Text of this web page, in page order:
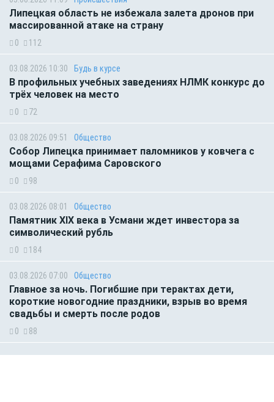
Липецкая область не избежала залета дронов при
массированной атаке на страну
0 112
03.08.2026 10:30 Будь в курсе
В профильных учебных заведениях НЛМК конкурс до
трёх человек на место
0 72
03.08.2026 09:51 Общество
Собор Липецка принимает паломников у ковчега с
мощами Серафима Саровского
0 98
03.08.2026 08:01 Общество
Памятник XIX века в Усмани ждет инвестора за
символический рубль
0 184
03.08.2026 07:00 Общество
Главное за ночь. Погибшие при терактах дети,
короткие новогодние праздники, взрыв во время
свадьбы и смерть после родов
0 88